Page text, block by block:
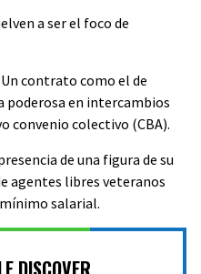
a ser el foco de
Un contrato como el de
poderosa en intercambios
convenio colectivo (CBA).
de una figura de su
agentes libres veteranos
salarial.
DISCOVER